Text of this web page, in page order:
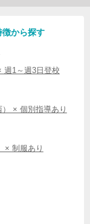
徴から探す
週1～週3日登校
× 個別指導あり
× 制服あり